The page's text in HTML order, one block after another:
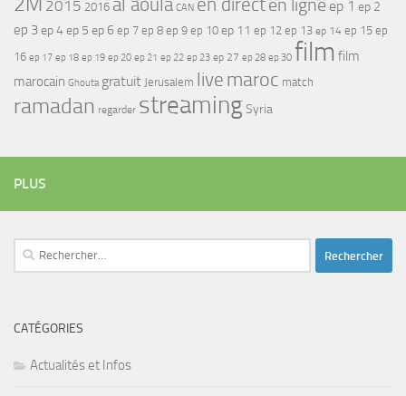
2015 2016 al aoula CAN en directen ligne ep 1 ep 2
ep 3ep 4ep 5 ep 6 ep 7 ep 8 ep 9 ep 10 ep 11 ep 12 ep 13 ep 14 ep 15 ep
16 ep 17 ep 18 ep 19 ep 20 ep 21 ep 22 ep 23 ep 27 ep 28 ep 30 film film
marocain Ghouta gratuit Jerusalem live maroc match
ramadan regarder streamingSyria
PLUS
Rechercher :
CATÉGORIES
Actualités et Infos